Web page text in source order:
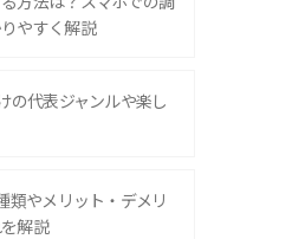
やすく解説
の代表ジャンルや楽し
類やメリット・デメリ
解説